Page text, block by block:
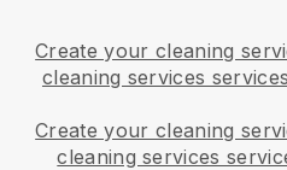
Create your cleaning
cleaning services
Create your cleaning
cleaning services